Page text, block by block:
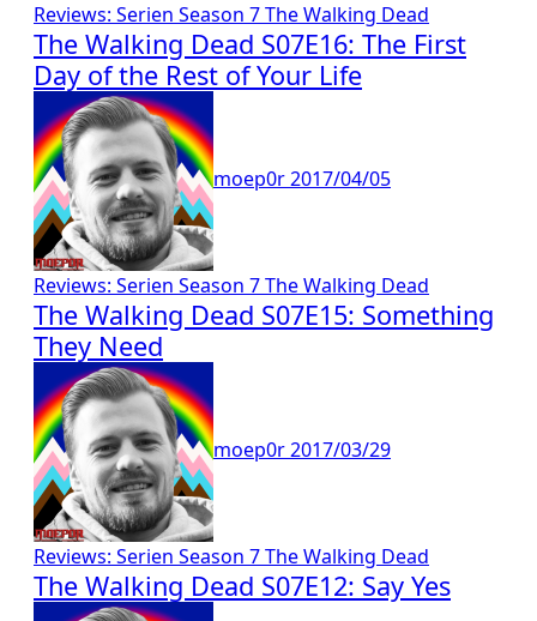
Reviews: Serien Season 7The Walking Dead
The Walking Dead S07E16: The First
Day of the Rest of Your Life
moep0r2017/04/05
Reviews: Serien Season 7The Walking Dead
The Walking Dead S07E15: Something
They Need
moep0r2017/03/29
Reviews: Serien Season 7The Walking Dead
The Walking Dead S07E12: Say Yes